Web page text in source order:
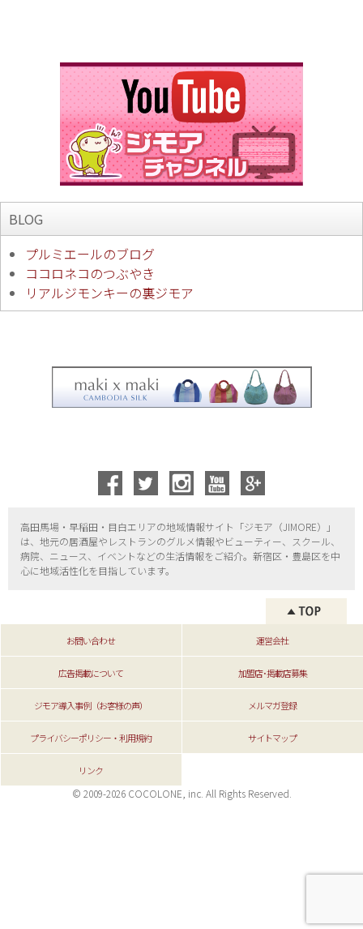
BLOG
プルミエールのブログ
ココロネコのつぶやき
リアルジモンキーの裏ジモア
高田馬場・早稲田・目白エリアの地域情報サイト「ジモア（JIMORE）」
は、地元の居酒屋やレストランのグルメ情報やビューティー、
スクール、
病院、ニュース、イベントなどの生活情報をご紹介。新宿区・ 豊島区を中
心に地域活性化を目指しています。
お問い合わせ 運営会社
広告掲載について 加盟店･掲載店募集
ジモア導入事例（お客様の声） メルマガ登録
プライバシーポリシー・利用規約 サイトマップ
リンク
© 2009-2026 COCOLONE, inc. All Rights Reserved.